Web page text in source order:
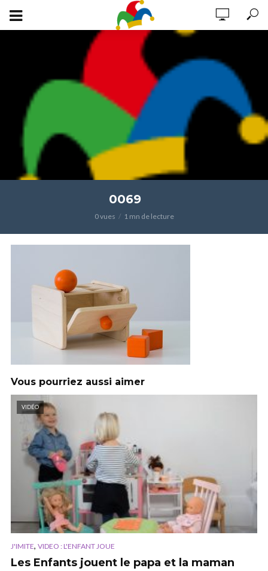
0069
0 vues 1 mn de lecture
Vous pourriez aussi aimer
VIDÉO
J'IMITE, VIDEO : L'ENFANT JOUE
Les Enfants jouent le papa et la maman